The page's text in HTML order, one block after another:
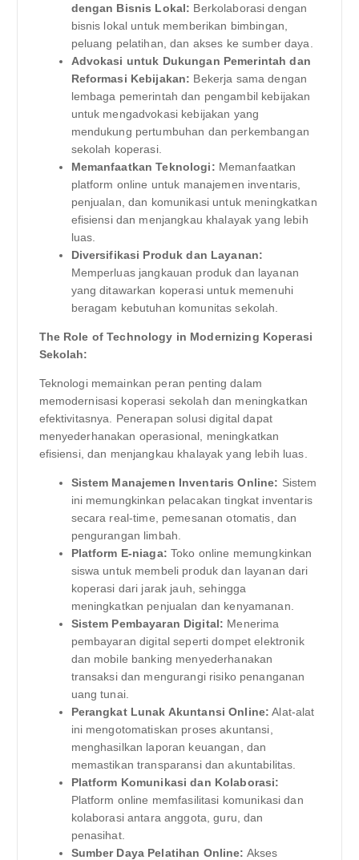
dengan Bisnis Lokal: Berkolaborasi dengan
bisnis lokal untuk memberikan bimbingan,
peluang pelatihan, dan akses ke sumber daya.
Advokasi untuk Dukungan Pemerintah dan
Reformasi Kebijakan: Bekerja sama dengan
lembaga pemerintah dan pengambil kebijakan
untuk mengadvokasi kebijakan yang
mendukung pertumbuhan dan perkembangan
sekolah koperasi.
Memanfaatkan Teknologi: Memanfaatkan
platform online untuk manajemen inventaris,
penjualan, dan komunikasi untuk meningkatkan
efisiensi dan menjangkau khalayak yang lebih
luas.
Diversifikasi Produk dan Layanan:
Memperluas jangkauan produk dan layanan
yang ditawarkan koperasi untuk memenuhi
beragam kebutuhan komunitas sekolah.
The Role of Technology in Modernizing Koperasi
Sekolah:
Teknologi memainkan peran penting dalam
memodernisasi koperasi sekolah dan meningkatkan
efektivitasnya. Penerapan solusi digital dapat
menyederhanakan operasional, meningkatkan
efisiensi, dan menjangkau khalayak yang lebih luas.
Sistem Manajemen Inventaris Online: Sistem
ini memungkinkan pelacakan tingkat inventaris
secara real-time, pemesanan otomatis, dan
pengurangan limbah.
Platform E-niaga: Toko online memungkinkan
siswa untuk membeli produk dan layanan dari
koperasi dari jarak jauh, sehingga
meningkatkan penjualan dan kenyamanan.
Sistem Pembayaran Digital: Menerima
pembayaran digital seperti dompet elektronik
dan mobile banking menyederhanakan
transaksi dan mengurangi risiko penanganan
uang tunai.
Perangkat Lunak Akuntansi Online: Alat-alat
ini mengotomatiskan proses akuntansi,
menghasilkan laporan keuangan, dan
memastikan transparansi dan akuntabilitas.
Platform Komunikasi dan Kolaborasi:
Platform online memfasilitasi komunikasi dan
kolaborasi antara anggota, guru, dan
penasihat.
Sumber Daya Pelatihan Online: Akses